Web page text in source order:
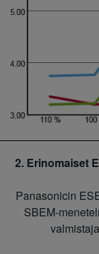
2. Erinomaiset
Panasonicin
SBEM-